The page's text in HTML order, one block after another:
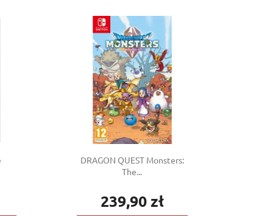
DRAGON QUEST Monsters:
The...
Cena
239,90 zł